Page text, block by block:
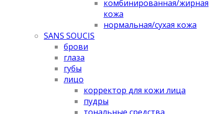
комбинированная/жирная
кожа
нормальная/cухая кожа
SANS SOUCIS
брови
глаза
губы
лицо
корректор для кожи лица
пудры